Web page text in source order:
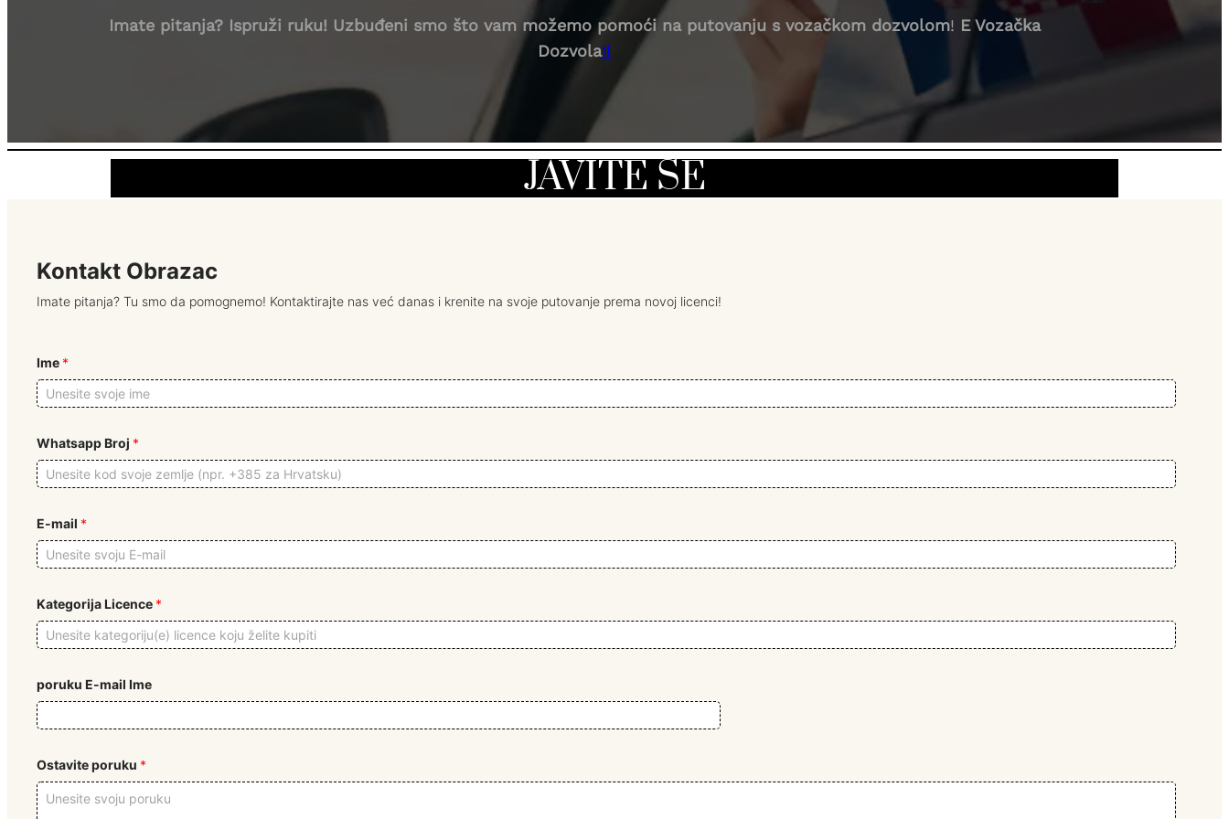
Imate pitanja? Ispruži ruku! Uzbuđeni smo što vam možemo pomoći na putovanju s vozačkom dozvolom! E Vozačka
Dozvola!!
JAVITE SE
Kontakt Obrazac
Imate pitanja? Tu smo da pomognemo! Kontaktirajte nas već danas i krenite na svoje putovanje prema novoj licenci!
Ime *
Whatsapp Broj *
E-mail *
Kategorija Licence *
poruku E-mail Ime
Ostavite poruku *